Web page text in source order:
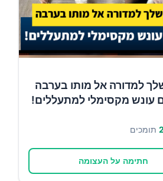
למדורה אל מותו בערבה
עונש מקסימלי למתעללים!
תומכים
חתימה על העצומה